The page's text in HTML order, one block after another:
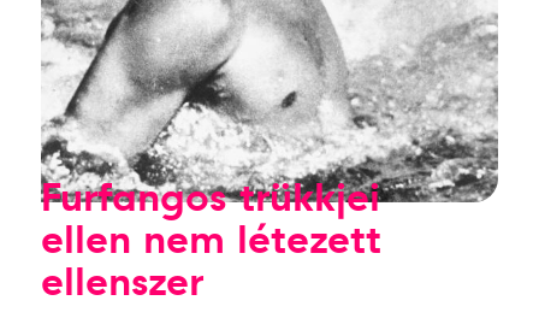
Furfangos trükkjei
ellen nem létezett
ellenszer